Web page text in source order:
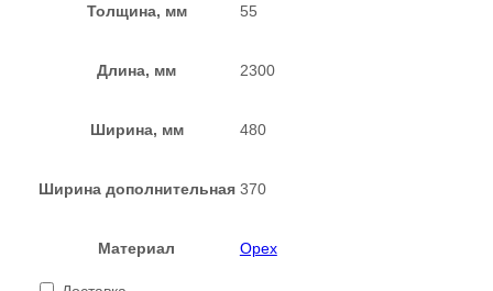
Толщина, мм 55
Длина, мм 2300
Ширина, мм 480
Ширина дополнительная 370
Материал Орех